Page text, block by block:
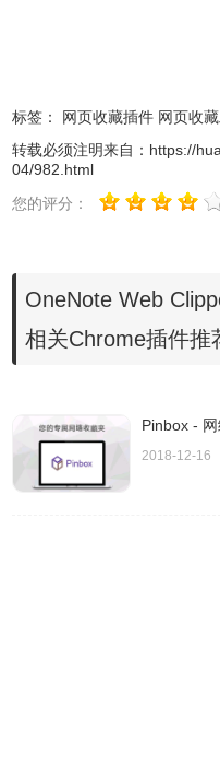
1、onenote chrome插件
体管家插件的方法参照：
chrome浏览器下载地址：
页下载的onenote web
可。
标签： 网页收藏插件 网页收
转载必须注明来自： https://
04/982.html
您的评分：
OneNote Web
相关Chrome插件推
Pinbox -
2018-12-16